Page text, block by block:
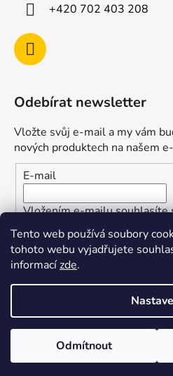
Tento web používá soubory
tohoto webu vyjadřujete
informacízde.
Odmítnout
+420 702 403 208
Odebírat newsletter
Vložte svůj e-mail a my vám
nových produktech na našem
E-mail
Vložením e-mailu souhlasíte
osobních údajů
PŘIHLÁSIT SE
Vytvořil
Copyright 2026